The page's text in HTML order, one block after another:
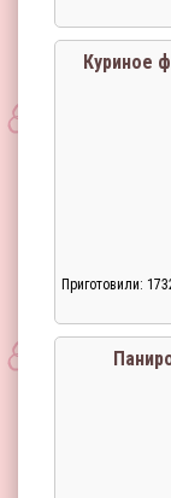
Куриное
Приготовили: